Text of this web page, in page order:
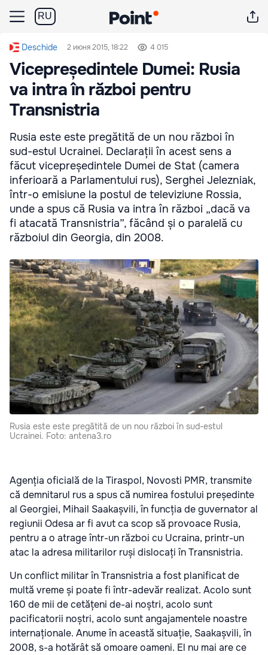
RU
Deschide 2 июня 2015, 18:22 4 015
Vicepreședintele Dumei: Rusia
va intra în război pentru
Transnistria
Rusia este este pregătită de un nou război în
sud-estul Ucrainei. Declarații în acest sens a
făcut vicepreședintele Dumei de Stat (camera
inferioară a Parlamentului rus), Serghei Jelezniak,
într-o emisiune la postul de televiziune Rossia,
unde a spus că Rusia va intra în război „dacă va
fi atacată Transnistria”, făcând și o paralelă cu
războiul din Georgia, din 2008.
Rusia este este pregătită de un nou război în sud-estul
Ucrainei. Foto: antena3.ro
Agenția oficială de la Tiraspol, Novosti PMR, transmite
că demnitarul rus a spus că numirea fostului președinte
al Georgiei, Mihail Saakașvili, în funcția de guvernator al
regiunii Odesa ar fi avut ca scop să provoace Rusia,
pentru a o atrage într-un război cu Ucraina, printr-un
atac la adresa militarilor ruși dislocați în Transnistria.
Un conflict militar în Transnistria a fost planificat de
multă vreme și poate fi într-adevăr realizat. Acolo sunt
160 de mii de cetățeni de-ai noștri, acolo sunt
pacificatorii noștri, acolo sunt angajamentele noastre
internaționale. Anume în această situație, Saakașvili, în
2008, s-a hotărât să omoare oameni. El nu mai are ce